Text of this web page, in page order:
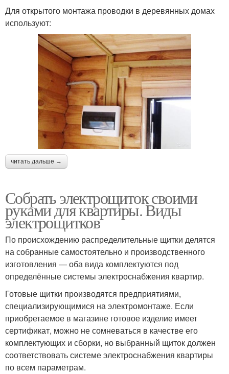
Для открытого монтажа проводки в деревянных домах
используют:
читать дальше →
Собрать электрощиток своими
руками для квартиры. Виды
электрощитков
По происхождению распределительные щитки делятся
на собранные самостоятельно и производственного
изготовления — оба вида комплектуются под
определённые системы электроснабжения квартир.
Готовые щитки производятся предприятиями,
специализирующимися на электромонтаже. Если
приобретаемое в магазине готовое изделие имеет
сертификат, можно не сомневаться в качестве его
комплектующих и сборки, но выбранный щиток должен
соответствовать системе электроснабжения квартиры
по всем параметрам.